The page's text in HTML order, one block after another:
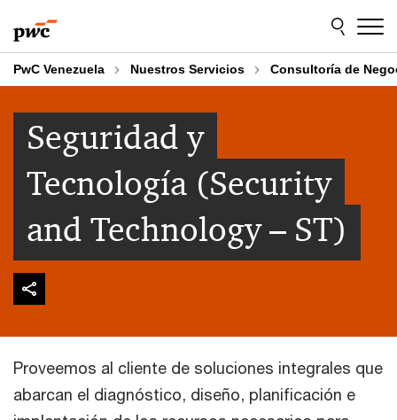
to
content
to
footer
PwC Venezuela Nuestros Servicios Consultoría de
Seguridad y
Tecnología (Security
and Technology – ST)
Proveemos al cliente de soluciones integrales que
abarcan el diagnóstico, diseño, planificación e